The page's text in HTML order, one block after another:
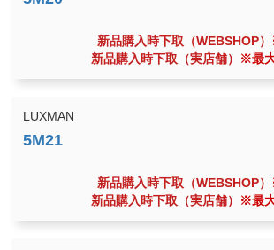
新品購入時下取（WEBSHOP）
新品購入時下取（実店舗）
※最
LUXMAN
新品購入時下取（WEBSHOP）
新品購入時下取（実店舗）
※最